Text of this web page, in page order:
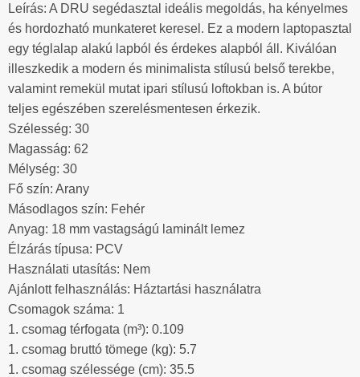
Leírás: A DRU segédasztal ideális megoldás, ha kényelmes
és hordozható munkateret keresel. Ez a modern laptopasztal
egy téglalap alakú lapból és érdekes alapból áll. Kiválóan
illeszkedik a modern és minimalista stílusú belső terekbe,
valamint remekül mutat ipari stílusú loftokban is. A bútor
teljes egészében szerelésmentesen érkezik.
Szélesség: 30
Magasság: 62
Mélység: 30
Fő szín: Arany
Másodlagos szín: Fehér
Anyag: 18 mm vastagságú laminált lemez
Élzárás típusa: PCV
Használati utasítás: Nem
Ajánlott felhasználás: Háztartási használatra
Csomagok száma: 1
1. csomag térfogata (m³): 0.109
1. csomag bruttó tömege (kg): 5.7
1. csomag szélessége (cm): 35.5